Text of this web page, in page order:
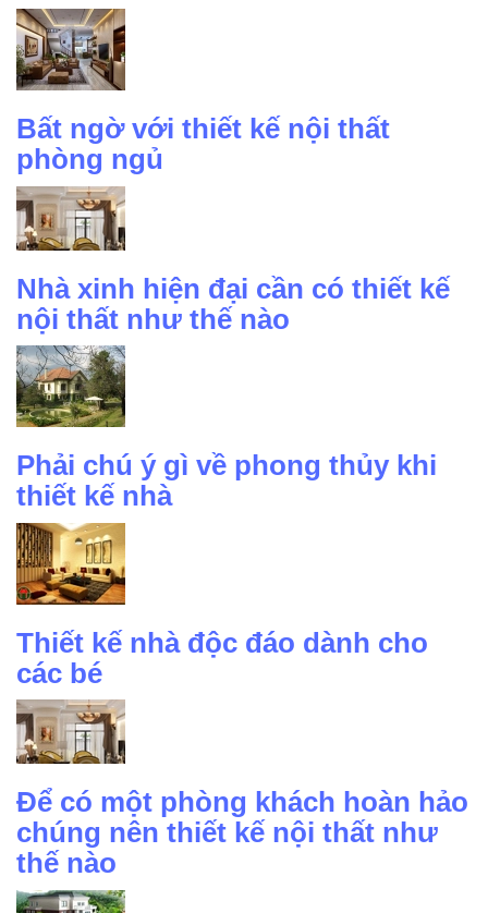
Bất ngờ với thiết kế nội thất
phòng ngủ
Nhà xinh hiện đại cần có thiết kế
nội thất như thế nào
Phải chú ý gì về phong thủy khi
thiết kế nhà
Thiết kế nhà độc đáo dành cho
các bé
Để có một phòng khách hoàn hảo
chúng nên thiết kế nội thất như
thế nào